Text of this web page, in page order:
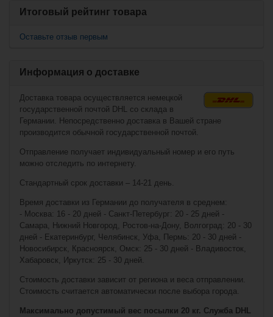
вратаря Base
Accushot Shooter
ремешком - 183 x
122 x 75 см
Итоговый рейтинг товара
Оставьте отзыв первым
Информация о доставке
Доставка товара осуществляется немецкой
государственной почтой DHL со склада в
Германии. Непосредственно доставка в Вашей стране
производится обычной государственной почтой.
Отправление получает индивидуальный номер и его путь
можно отследить по интернету.
Стандартный срок доставки – 14-21 день.
Время доставки из Германии до получателя в среднем:
- Москва: 16 - 20 дней - Санкт-Петербург: 20 - 25 дней -
Самара, Нижний Новгород, Ростов-на-Дону, Волгоград: 20 - 30
дней - Екатеринбург, Челябинск, Уфа, Пермь: 20 - 30 дней -
Новосибирск, Красноярск, Омск: 25 - 30 дней - Владивосток,
Хабаровск, Иркутск: 25 - 30 дней.
Стоимость доставки зависит от региона и веса отправлении.
Стоимость считается автоматически после выбора города.
Максимально допустимый вес посылки 20 кг. Служба DHL